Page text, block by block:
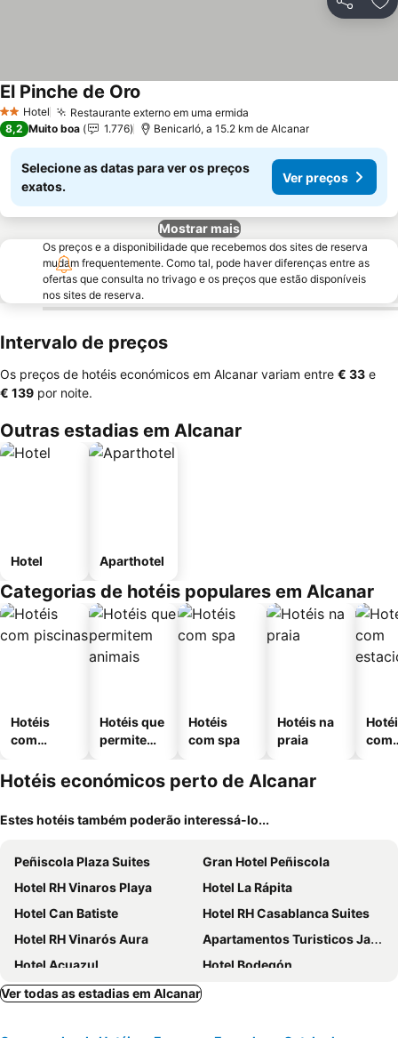
Partilhar
2 Estrelas
Hotel Restaurante externo em uma ermida
El Pinche de Oro
8,2 Muito boa 1.776 Benicarló, a 15.2 km de Alcanar
Selecione as datas para ver os preços
exatos.
Ver preços
Mostrar mais
Os preços e a disponibilidade que recebemos dos sites de reserva
mudam frequentemente. Como tal, pode haver diferenças entre as
ofertas que consulta no trivago e os preços que estão disponíveis
nos sites de reserva.
Intervalo de preços
Os preços de hotéis económicos em Alcanar variam entre ‎€ 33 e
‎€ 139 por noite.
Outras estadias em Alcanar
Hotel Aparthotel
Categorias de hotéis populares em Alcanar
Hotéis
com
Hotéis que
permitem
Hotéis
com spa
Hotéis na
praia
com
Hotéis económicos perto de Alcanar
Estes hotéis também poderão interessá-lo...
Peñiscola Plaza Suites
Gran Hotel Peñiscola
Hotel RH Vinaros Playa
Hotel La Rápita
Hotel Can Batiste
Hotel RH Casablanca Suites
Hotel RH Vinarós Aura
Apartamentos Turisticos Jardines del Plaza
Hotel Acuazul
Hotel Bodegón
Hotel Roca
Ver todas as estadias em Alcanar